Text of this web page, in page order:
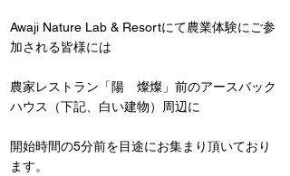
Awaji Nature Lab & Resortにて農業体験にご参
加される皆様には
農家レストラン「陽　燦燦」前のアースバック
ハウス（下記、白い建物）周辺に
開始時間の5分前を目途にお集まり頂いており
ます。